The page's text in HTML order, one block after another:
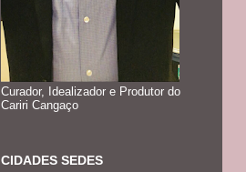
Curador, Idealizador e Produtor do
Cariri Cangaço
CIDADES SEDES